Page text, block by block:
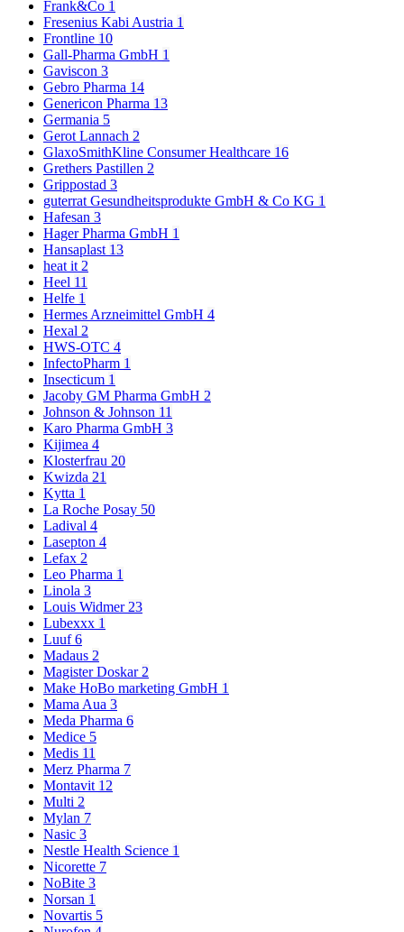
Frank&Co 1
Fresenius Kabi Austria 1
Frontline 10
Gall-Pharma GmbH 1
Gaviscon 3
Gebro Pharma 14
Genericon Pharma 13
Germania 5
Gerot Lannach 2
GlaxoSmithKline Consumer Healthcare 16
Grethers Pastillen 2
Grippostad 3
guterrat Gesundheitsprodukte GmbH & Co KG 1
Hafesan 3
Hager Pharma GmbH 1
Hansaplast 13
heat it2
Heel 11
Helfe 1
Hermes Arzneimittel GmbH 4
Hexal 2
HWS-OTC 4
InfectoPharm 1
Insecticum 1
Jacoby GM Pharma GmbH 2
Johnson & Johnson 11
Karo Pharma GmbH 3
Kijimea 4
Klosterfrau 20
Kwizda 21
Kytta 1
La Roche Posay 50
Ladival 4
Lasepton 4
Lefax 2
Leo Pharma 1
Linola 3
Louis Widmer23
Lubexxx 1
Luuf6
Madaus 2
Magister Doskar2
Make HoBo marketing GmbH 1
Mama Aua 3
Meda Pharma 6
Medice 5
Medis 11
Merz Pharma 7
Montavit 12
Multi 2
Mylan 7
Nasic 3
Nestle Health Science 1
Nicorette 7
NoBite 3
Norsan 1
Novartis 5